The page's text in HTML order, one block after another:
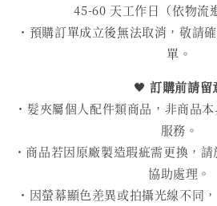
45-60 天工作日（依物流
・預購訂單成立後無法取消，敬請
單。
🖤訂購前請留
・髮夾屬個人配件類商品，非商品
服務。
・商品若因原廠製造瑕疵需更換，
協助處理。
・因螢幕顯色差異或拍攝光線不同